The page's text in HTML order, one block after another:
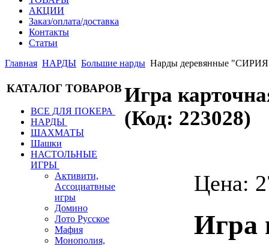
АКЦИИ
Заказ/оплата/доставка
Контакты
Статьи
Главная НАРДЫ Большие нарды Нарды деревянные
КАТАЛОГ ТОВАРОВ
ВСЕ ДЛЯ ПОКЕРА
НАРДЫ
ШАХМАТЫ
Шашки
НАСТОЛЬНЫЕ
ИГРЫ
Активити,
Ассоциатвные
игры
Домино
Лото Русское
Мафия
Монополия,
Игра
(Код: 223028)
Цена:
Игра